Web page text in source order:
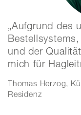
Aufgrund des
und der
mich für
Thomas Herzog,
Residenz